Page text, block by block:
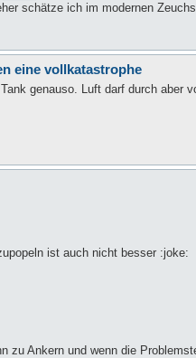
schätze ich im modernen
eine vollkatastrophe
genauso. Luft darf durch aber
ist auch nicht besser :joke:
zu Ankern und wenn die